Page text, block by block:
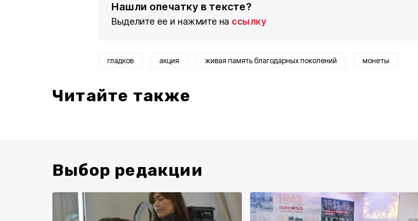
Нашли опечатку в тексте?
Выделите ее и нажмите на ссылку
гладков акция живая память благодарных поколений монеты
Читайте также
Выбор редакции